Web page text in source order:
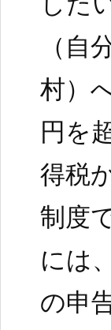
（自
村）
円を
得税
制度
には
の申